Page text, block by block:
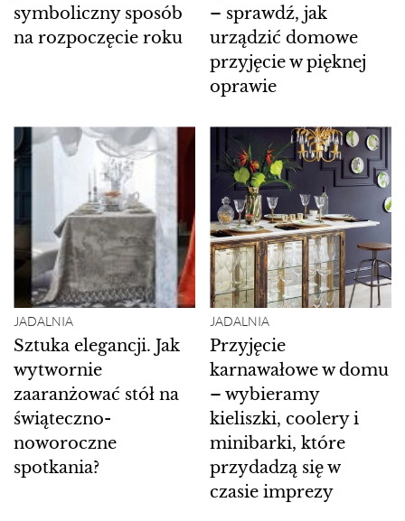
symboliczny sposób
na rozpoczęcie roku
– sprawdź, jak
urządzić domowe
przyjęcie w pięknej
oprawie
JADALNIA
Sztuka elegancji. Jak
wytwornie
zaaranżować stół na
świąteczno-
noworoczne
spotkania?
JADALNIA
Przyjęcie
karnawałowe w domu
– wybieramy
kieliszki, coolery i
minibarki, które
przydadzą się w
czasie imprezy